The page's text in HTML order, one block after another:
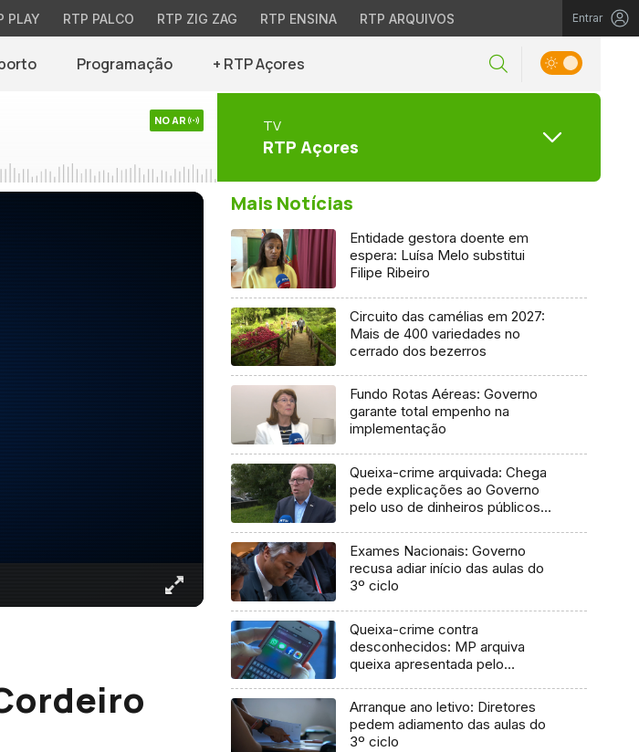
PLAY RTP PALCO RTP ZIG ZAG RTP ENSINA RTP ARQUIVOS Entrar
Programação + RTP Açores
NO AR TV
RTP Açores
Mais Notícias
Entidade gestora doente em
espera: Luísa Melo substitui
Filipe Ribeiro
Circuito das camélias em 2027:
Mais de 400 variedades no
cerrado dos bezerros
Fundo Rotas Aéreas: Governo
garante total empenho na
implementação
Queixa-crime arquivada: Chega
pede explicações ao Governo
pelo uso de dinheiros públicos
Exames Nacionais: Governo
recusa adiar início das aulas do
3º ciclo
Queixa-crime contra
desconhecidos: MP arquiva
queixa apresentada pelo
Arranque ano letivo: Diretores
pedem adiamento das aulas do
3º ciclo